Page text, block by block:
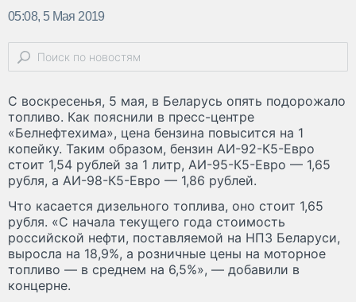
05:08, 5 Мая 2019
С воскресенья, 5 мая, в Беларусь опять подорожало
топливо. Как пояснили в пресс-центре
«Белнефтехима», цена бензина повысится на 1
копейку. Таким образом, бензин АИ-92-К5-Евро
стоит 1,54 рублей за 1 литр, АИ-95-К5-Евро — 1,65
рубля, а АИ-98-К5-Евро — 1,86 рублей.
Что касается дизельного топлива, оно стоит 1,65
рубля. «С начала текущего года стоимость
российской нефти, поставляемой на НПЗ Беларуси,
выросла на 18,9%, а розничные цены на моторное
топливо — в среднем на 6,5%», — добавили в
концерне.